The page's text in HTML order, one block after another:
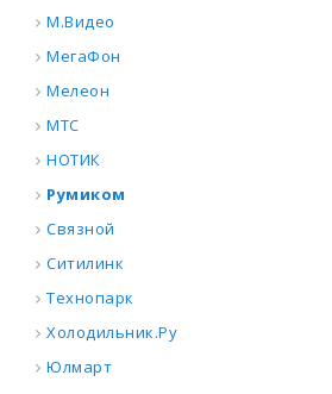
М.Видео
МегаФон
Мелеон
МТС
НОТИК
Румиком
Связной
Ситилинк
Технопарк
Холодильник.Ру
Юлмарт